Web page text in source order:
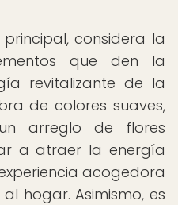
considera la
que den la
revitalizante de la
de colores suaves,
arreglo de flores
a atraer la energía
acogedora
hogar. Asimismo, es